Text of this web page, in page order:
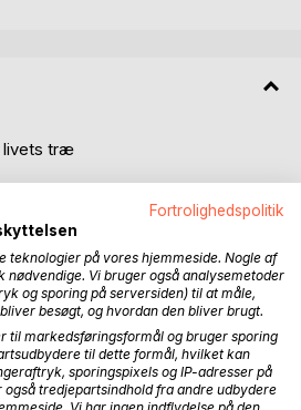
livets træ
selv når koppen gik i tu
af en kande uden hank
du så at skuldrene de sank
med en tro på det du er
vare ved og sætte bær
gælder, du har villet være vær
i det nu der kommer nær
trisser du til vækster ud
livet, stedsegrønne danske skud
Fortrolighedspolitik
teknologier på vores hjemmeside. Nogle af
Vi bruger også analysemetoder
og sporing på serversiden) til at måle,
besøgt, og hvordan den bliver brugt.
til markedsføringsformål og bruger sporing
til dette formål, hvilket kan
sporingspixels og IP-adresser på
tredjepartsindhold fra andre udbydere
Vi har ingen indflydelse på den